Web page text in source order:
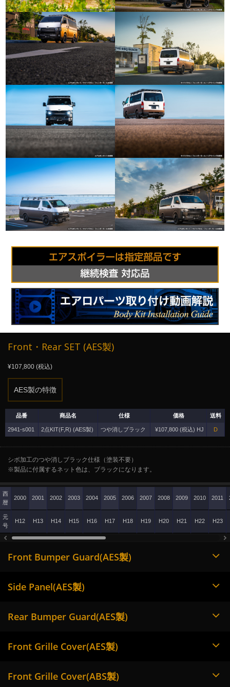
Front・Rear SET (AES製)
¥107,800 (税込)
AES製の特徴
品番 商品名 仕様 価格 送料
2941-s001 2点KIT(F,R) (AES製) つや消しブラック ¥107,800 (税込) HJ D
シボ加工のつや消しブラック仕様（塗装不要）
※製品に付属するネット色は、ブラックになります。
西
暦
2000 2001 2002 2003 2004 2005 2006 2007 2008 2009 2010 2011
元
号
H12 H13 H14 H15 H16 H17 H18 H19 H20 H21 H22 H23
Front Bumper Guard(AES製)
Side Panel(AES製)
Rear Bumper Guard(AES製)
Front Grille Cover(AES製)
Front Grille Cover(ABS製)